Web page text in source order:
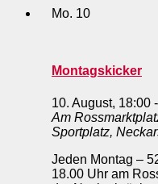
Mo. 10
Montagskicker
10. August, 18:00 -
Am
Sportplatz,
Jeden Montag –
18.00 Uhr am